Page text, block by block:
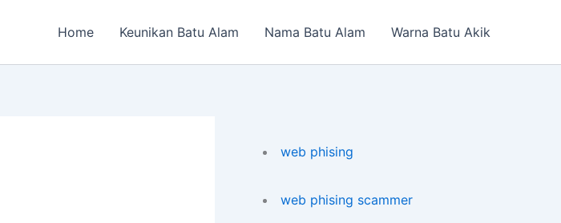
Home Keunikan Batu Alam Nama Batu Alam Warna Batu Akik
web phising
web phising scammer